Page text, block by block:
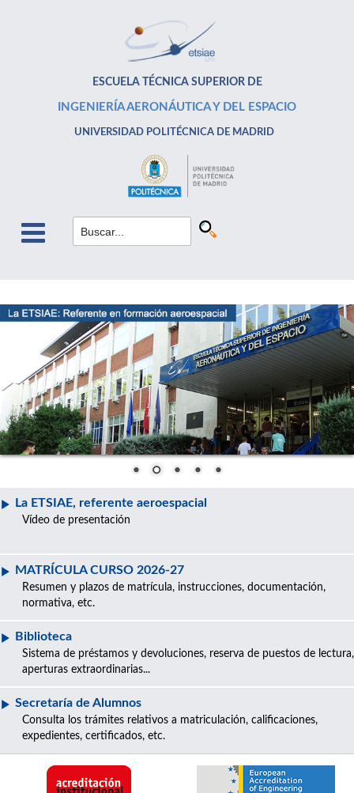
ESCUELA TÉCNICA SUPERIOR DE
INGENIERÍA AERONÁUTICA Y DEL ESPACIO
UNIVERSIDAD POLITÉCNICA DE MADRID
La ETSIAE, referente aeroespacial
Vídeo de presentación
MATRÍCULA CURSO 2026-27
Resumen y plazos de matrícula, instrucciones, documentación,
normativa, etc.
Biblioteca
Sistema de préstamos y devoluciones, reserva de puestos de lectura,
aperturas extraordinarias...
Secretaría de Alumnos
Consulta los trámites relativos a matriculación, calificaciones,
expedientes, certificados, etc.